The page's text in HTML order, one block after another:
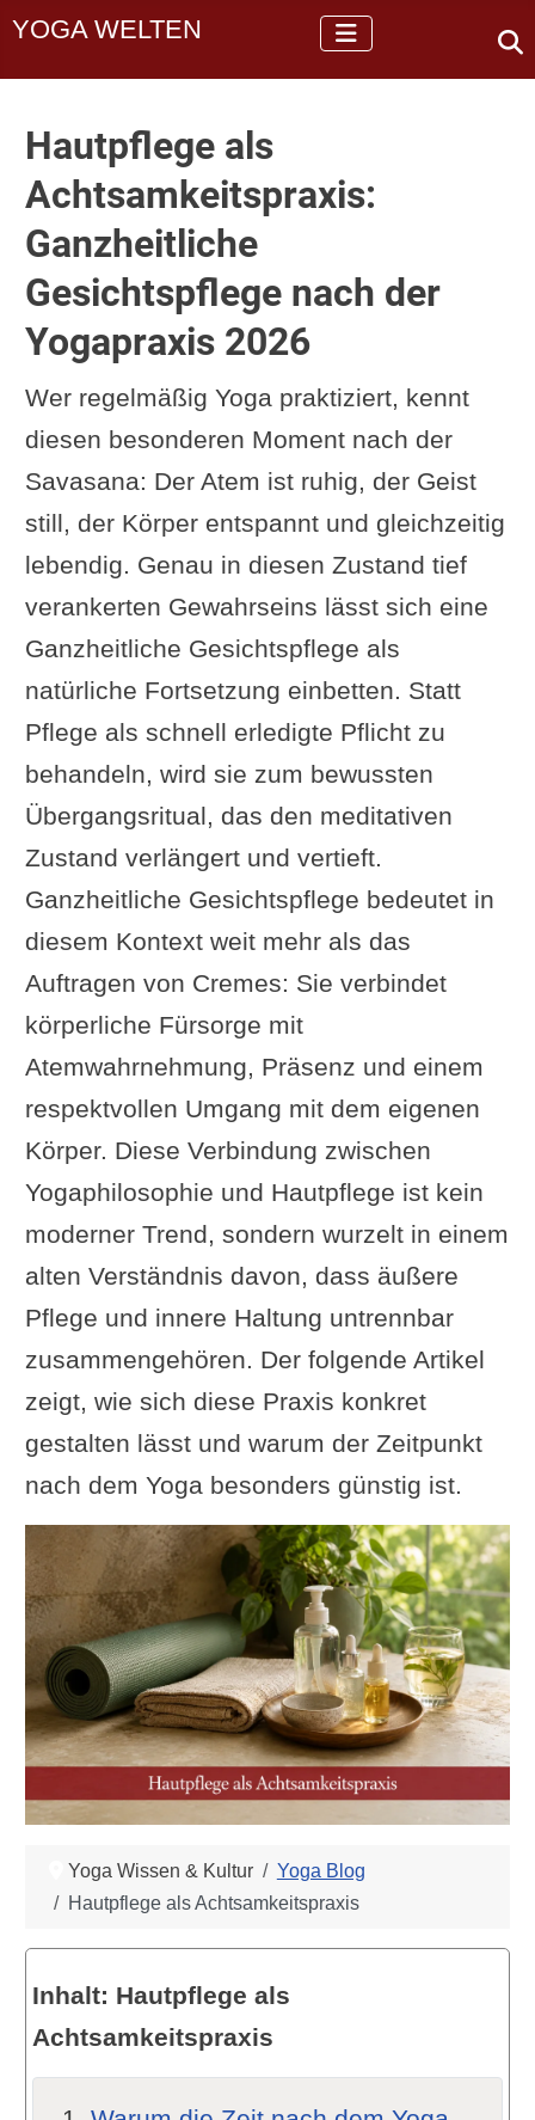
YOGA WELTEN
Hautpflege als
Achtsamkeitspraxis:
Ganzheitliche
Gesichtspflege nach der
Yogapraxis 2026
Wer regelmäßig Yoga praktiziert, kennt
diesen besonderen Moment nach der
Savasana: Der Atem ist ruhig, der Geist
still, der Körper entspannt und gleichzeitig
lebendig. Genau in diesen Zustand tief
verankerten Gewahrseins lässt sich eine
Ganzheitliche Gesichtspflege als
natürliche Fortsetzung einbetten. Statt
Pflege als schnell erledigte Pflicht zu
behandeln, wird sie zum bewussten
Übergangsritual, das den meditativen
Zustand verlängert und vertieft.
Ganzheitliche Gesichtspflege bedeutet in
diesem Kontext weit mehr als das
Auftragen von Cremes: Sie verbindet
körperliche Fürsorge mit
Atemwahrnehmung, Präsenz und einem
respektvollen Umgang mit dem eigenen
Körper. Diese Verbindung zwischen
Yogaphilosophie und Hautpflege ist kein
moderner Trend, sondern wurzelt in einem
alten Verständnis davon, dass äußere
Pflege und innere Haltung untrennbar
zusammengehören. Der folgende Artikel
zeigt, wie sich diese Praxis konkret
gestalten lässt und warum der Zeitpunkt
nach dem Yoga besonders günstig ist.
Yoga Wissen & Kultur
Yoga Blog
Hautpflege als Achtsamkeitspraxis
Inhalt: Hautpflege als
Achtsamkeitspraxis